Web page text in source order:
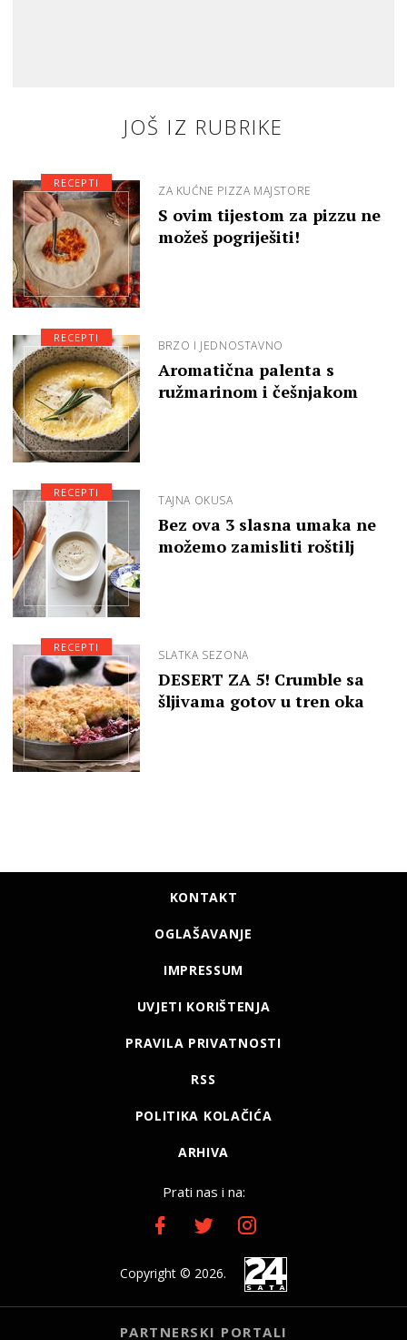
JOŠ IZ RUBRIKE
ZA KUĆNE PIZZA MAJSTORE
S ovim tijestom za pizzu ne
možeš pogriješiti!
RECEPTI
BRZO I JEDNOSTAVNO
Aromatična palenta s
ružmarinom i češnjakom
RECEPTI
TAJNA OKUSA
Bez ova 3 slasna umaka ne
možemo zamisliti roštilj
RECEPTI
SLATKA SEZONA
DESERT ZA 5! Crumble sa
šljivama gotov u tren oka
RECEPTI
KONTAKT
OGLAŠAVANJE
IMPRESSUM
UVJETI KORIŠTENJA
PRAVILA PRIVATNOSTI
RSS
POLITIKA KOLAČIĆA
ARHIVA
Prati nas i na:
Copyright © 2026.
PARTNERSKI PORTALI